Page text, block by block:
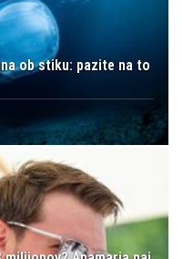
ob stiku: pazite na to